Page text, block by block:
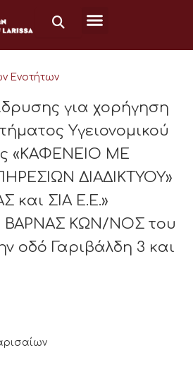
Ενοτήτων
για χορήγηση
Υγειονομικού
«ΚΑΦΕΝΕΙΟ ΜΕ
ΔΙΑΔΙΚΤΥΟΥ»
και ΣΙΑ Ε.Ε.»
ΒΑΡΝΑΣ ΚΩΝ/ΝΟΣ του
οδό Γαριβάλδη 3 και